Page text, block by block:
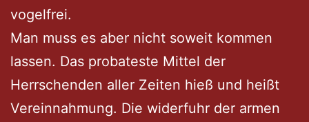
vogelfrei.
Man muss es aber nicht soweit kommen
lassen. Das probateste Mittel der
Herrschenden aller Zeiten hieß und heißt
Vereinnahmung. Die widerfuhr der armen